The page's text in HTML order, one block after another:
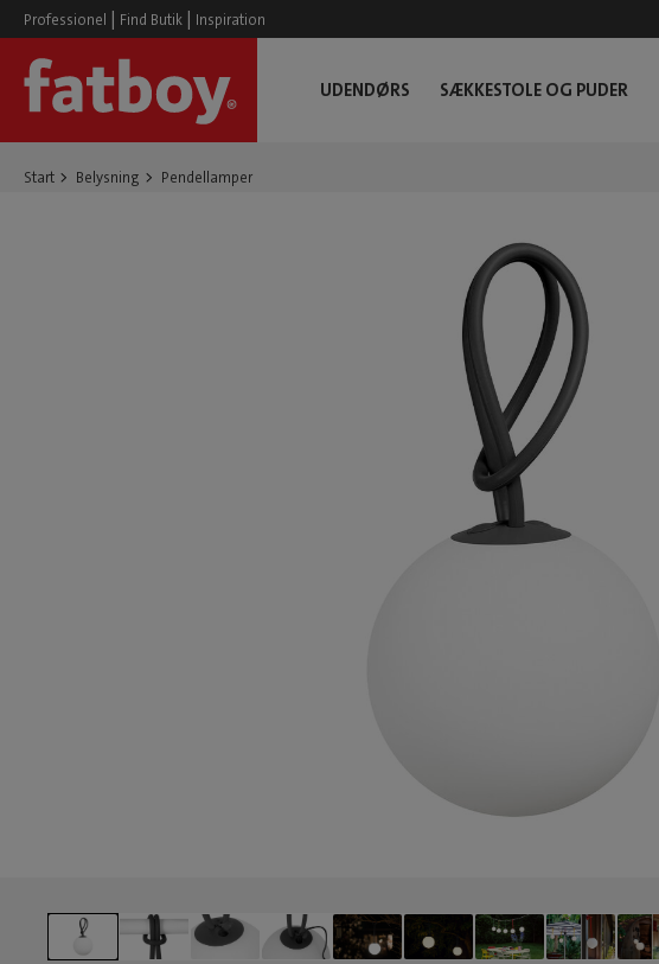
Professionel | Find Butik | Inspiration
UDENDØRS SÆKKESTOLE OG PUDER
Start Belysning Pendellamper